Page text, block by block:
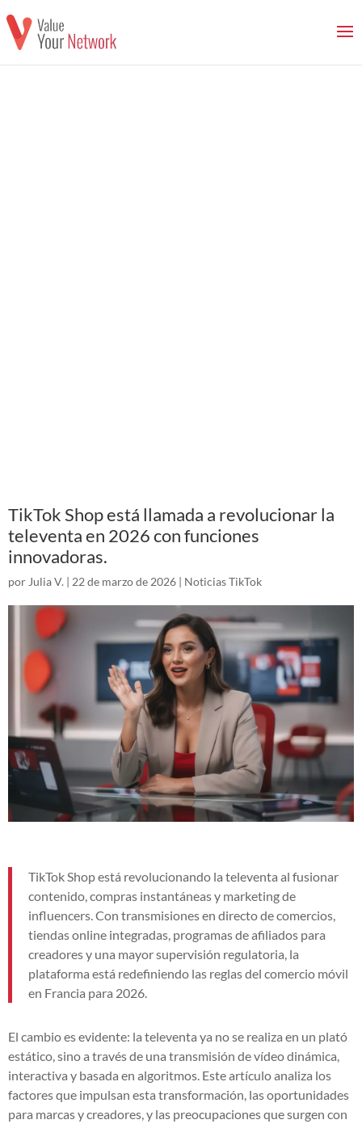
TikTok Shop está llamada a revolucionar la
televenta en 2026 con funciones
innovadoras.
por Julia V. | 22 de marzo de 2026 | Noticias TikTok
TikTok Shop está revolucionando la televenta al fusionar
contenido, compras instantáneas y marketing de
influencers. Con transmisiones en directo de comercios,
tiendas online integradas, programas de afiliados para
creadores y una mayor supervisión regulatoria, la
plataforma está redefiniendo las reglas del comercio móvil
en Francia para 2026.
El cambio es evidente: la televenta ya no se realiza en un plató
estático, sino a través de una transmisión de vídeo dinámica,
interactiva y basada en algoritmos. Este artículo analiza los
factores que impulsan esta transformación, las oportunidades
para marcas y creadores, y las preocupaciones que surgen con